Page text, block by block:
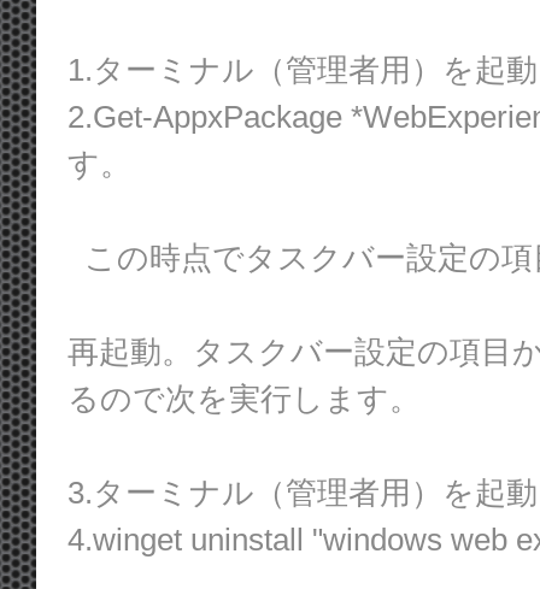
1.ターミナル（管理者用）を起
2.Get-AppxPackage
す。
この時点でタスクバー設定の
再起動。タスクバー設定の項目
るので次を実行します。
3.ターミナル（管理者用）を起
4.winget uninstall "windows web